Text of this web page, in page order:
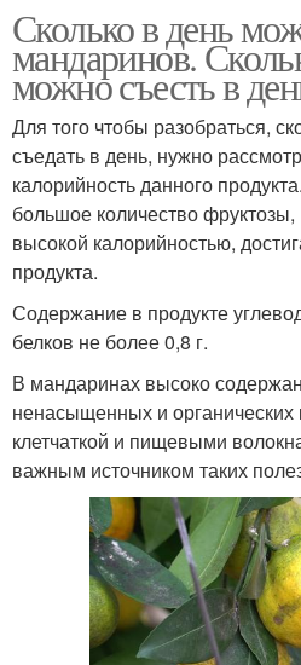
Сколько в день
мандаринов.
можно съесть в
Для того чтобы разобраться,
съедать в день, нужно
калорийность данного
большое количество фруктозы,
высокой калорийностью,
продукта.
Содержание в продукте
белков не более 0,8 г.
В мандаринах высоко
ненасыщенных и органических
клетчаткой и пищевыми
важным источником таких